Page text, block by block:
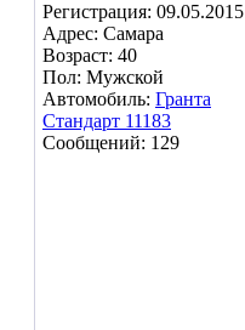
Регистрация: 09.05.2015
Адрес: Самара
Возраст: 40
Пол: Мужской
Автомобиль: Гранта
Стандарт 11183
Сообщений: 129